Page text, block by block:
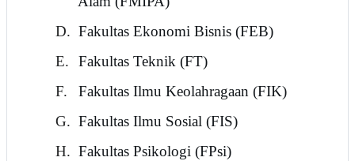
D. Fakultas Ekonomi Bisnis (FEB)
E.
Fakultas Teknik (FT)
F.
Fakultas Ilmu Keolahragaan (FIK)
G. Fakultas Ilmu Sosial (FIS)
H. Fakultas Psikologi (FPsi)